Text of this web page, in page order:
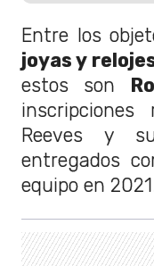
Entre los
joyas y
estos son
inscripciones
Reeves y
entregados
equipo en